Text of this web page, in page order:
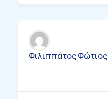
Φιλιππάτος Φώτιος